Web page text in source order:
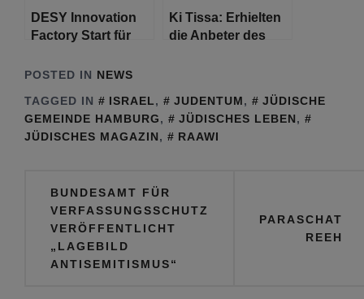
DESY Innovation
Factory Start für
Technologie- und
Ki Tissa: Erhielten
die Anbeter des
POSTED IN NEWS
TAGGED IN
ISRAEL, JUDENTUM,
JÜDISCHE
GEMEINDE HAMBURG, JÜDISCHES LEBEN,
JÜDISCHES MAGAZIN, RAAWI
Beitragsnavigation
BUNDESAMT FÜR
VERFASSUNGSSCHUTZ
VERÖFFENTLICHT
„LAGEBILD
ANTISEMITISMUS“
PARASCHAT
REEH